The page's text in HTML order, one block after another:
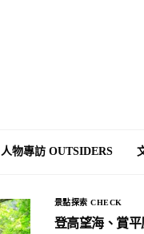
人物專訪 OUTSIDERS
景點探索 CHECK
登高望海、賞